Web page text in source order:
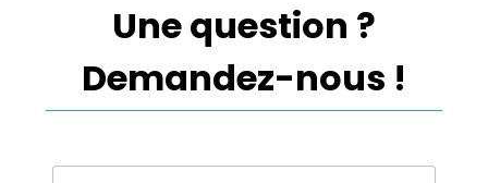
Une question ?
Demandez-nous !